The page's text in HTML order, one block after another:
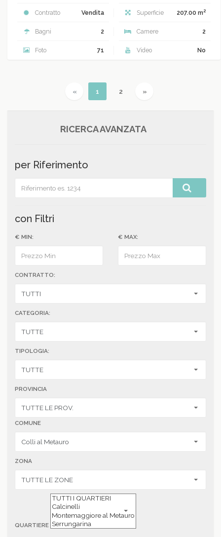
Contratto Vendita Superficie 207.00 m2
Bagni 2 Camere 2
Foto 71 Video No
« Previous
1 (current)
2 »
RICERCA AVANZATA
per Riferimento
con Filtri
€ MIN: € MAX:
CONTRATTO:
CATEGORIA:
TIPOLOGIA:
PROVINCIA
COMUNE
ZONA
QUARTIERE